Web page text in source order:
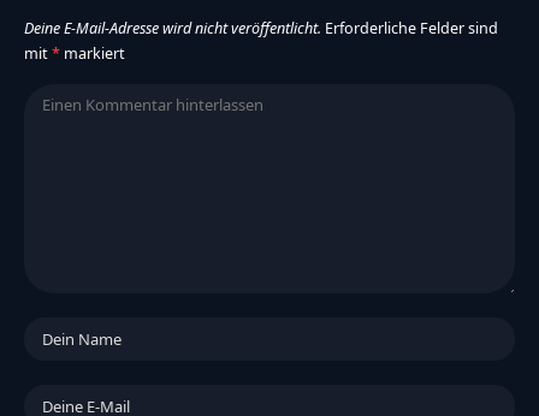
Deine E-Mail-Adresse wird nicht veröffentlicht. Erforderliche Felder sind
mit* markiert